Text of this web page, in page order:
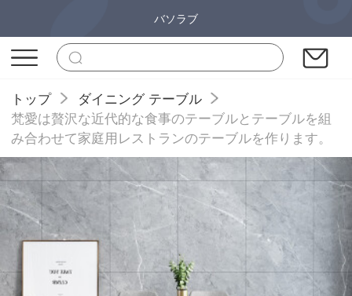
バソラブ
トップ
ダイニング テーブル
梵愛は贅沢な近代的な食事のテーブルとテーブルを組
み合わせて家庭用レストランのテーブルを作ります。